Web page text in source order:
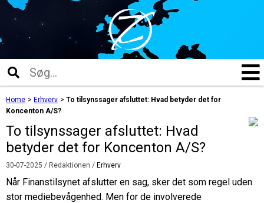
Home > Erhverv > To tilsynssager afsluttet: Hvad betyder det for
Koncenton A/S?
To tilsynssager afsluttet: Hvad
betyder det for Koncenton A/S?
30-07-2025 / Redaktionen / Erhverv
Når Finanstilsynet afslutter en sag, sker det som regel uden
stor mediebevågenhed. Men for de involverede